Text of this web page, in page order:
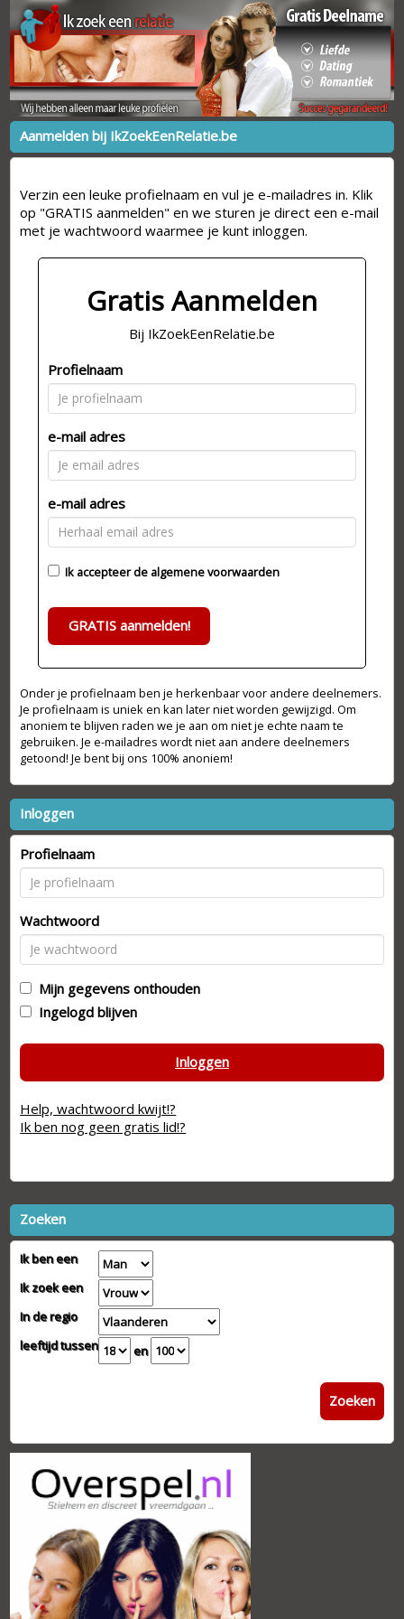
Aanmelden bij IkZoekEenRelatie.be
Verzin een leuke profielnaam en vul je e-mailadres in. Klik
op "GRATIS aanmelden" en we sturen je direct een e-mail
met je wachtwoord waarmee je kunt inloggen.
Gratis Aanmelden
Bij IkZoekEenRelatie.be
Profielnaam
e-mail adres
e-mail adres
Ik accepteer de algemene voorwaarden
GRATIS aanmelden!
Onder je profielnaam ben je herkenbaar voor andere deelnemers.
Je profielnaam is uniek en kan later niet worden gewijzigd. Om
anoniem te blijven raden we je aan om niet je echte naam te
gebruiken. Je e-mailadres wordt niet aan andere deelnemers
getoond! Je bent bij ons 100% anoniem!
Inloggen
Profielnaam
Wachtwoord
Mijn gegevens onthouden
Ingelogd blijven
Inloggen
Help, wachtwoord kwijt!?
Ik ben nog geen gratis lid!?
Zoeken
Ik ben een
Ik zoek een
In de regio
leeftijd tussen
en
Zoeken